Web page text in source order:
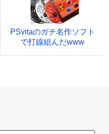
PSvitaのガチ名作ソフト
で打線組んだwww